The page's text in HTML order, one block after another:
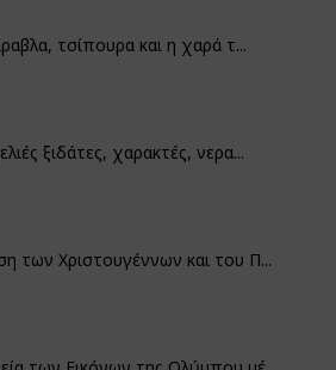
τσίπουρα και η χαρά τ...
ξιδάτες, χαρακτές, νερα...
των Χριστουγέννων και του Π...